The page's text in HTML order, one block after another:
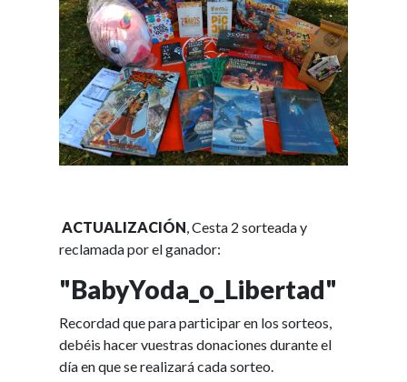
ACTUALIZACIÓN, Cesta 2 sorteada y
reclamada por el ganador:
"BabyYoda_o_Libertad"
Recordad que para participar en los sorteos,
debéis hacer vuestras donaciones durante el
día en que se realizará cada sorteo.